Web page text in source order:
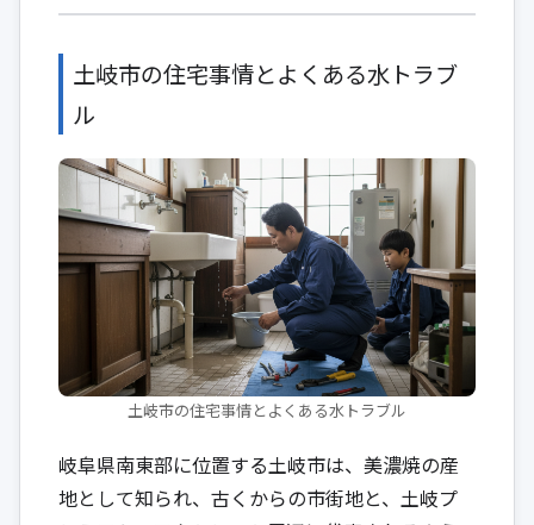
土岐市の住宅事情とよくある水トラブ
ル
土岐市の住宅事情とよくある水トラブル
岐阜県南東部に位置する土岐市は、美濃焼の産
地として知られ、古くからの市街地と、土岐プ